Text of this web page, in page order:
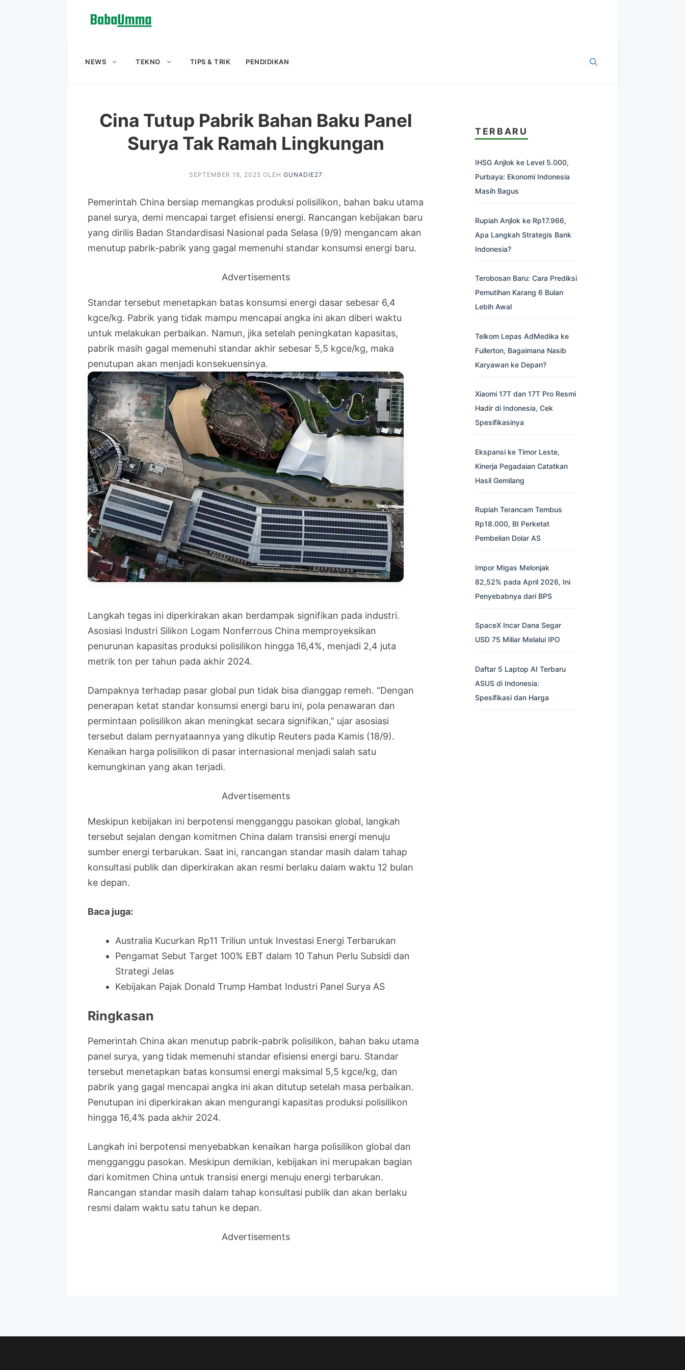
NEWS TEKNO TIPS & TRIK PENDIDIKAN
Cina Tutup Pabrik Bahan Baku Panel
Surya Tak Ramah Lingkungan
SEPTEMBER 18, 2025 OLEH GUNADIE27
Pemerintah China bersiap memangkas produksi polisilikon, bahan baku utama
panel surya, demi mencapai target efisiensi energi. Rancangan kebijakan baru
yang dirilis Badan Standardisasi Nasional pada Selasa (9/9) mengancam akan
menutup pabrik-pabrik yang gagal memenuhi standar konsumsi energi baru.
Advertisements
Standar tersebut menetapkan batas konsumsi energi dasar sebesar 6,4
kgce/kg. Pabrik yang tidak mampu mencapai angka ini akan diberi waktu
untuk melakukan perbaikan. Namun, jika setelah peningkatan kapasitas,
pabrik masih gagal memenuhi standar akhir sebesar 5,5 kgce/kg, maka
penutupan akan menjadi konsekuensinya.
Langkah tegas ini diperkirakan akan berdampak signifikan pada industri.
Asosiasi Industri Silikon Logam Nonferrous China memproyeksikan
penurunan kapasitas produksi polisilikon hingga 16,4%, menjadi 2,4 juta
metrik ton per tahun pada akhir 2024.
Dampaknya terhadap pasar global pun tidak bisa dianggap remeh. “Dengan
penerapan ketat standar konsumsi energi baru ini, pola penawaran dan
permintaan polisilikon akan meningkat secara signifikan,” ujar asosiasi
tersebut dalam pernyataannya yang dikutip Reuters pada Kamis (18/9).
Kenaikan harga polisilikon di pasar internasional menjadi salah satu
kemungkinan yang akan terjadi.
Advertisements
Meskipun kebijakan ini berpotensi mengganggu pasokan global, langkah
tersebut sejalan dengan komitmen China dalam transisi energi menuju
sumber energi terbarukan. Saat ini, rancangan standar masih dalam tahap
konsultasi publik dan diperkirakan akan resmi berlaku dalam waktu 12 bulan
ke depan.
Baca juga:
Australia Kucurkan Rp11 Triliun untuk Investasi Energi Terbarukan
Pengamat Sebut Target 100% EBT dalam 10 Tahun Perlu Subsidi dan
Strategi Jelas
Kebijakan Pajak Donald Trump Hambat Industri Panel Surya AS
Ringkasan
Pemerintah China akan menutup pabrik-pabrik polisilikon, bahan baku utama
panel surya, yang tidak memenuhi standar efisiensi energi baru. Standar
tersebut menetapkan batas konsumsi energi maksimal 5,5 kgce/kg, dan
pabrik yang gagal mencapai angka ini akan ditutup setelah masa perbaikan.
Penutupan ini diperkirakan akan mengurangi kapasitas produksi polisilikon
hingga 16,4% pada akhir 2024.
Langkah ini berpotensi menyebabkan kenaikan harga polisilikon global dan
mengganggu pasokan. Meskipun demikian, kebijakan ini merupakan bagian
dari komitmen China untuk transisi energi menuju energi terbarukan.
Rancangan standar masih dalam tahap konsultasi publik dan akan berlaku
resmi dalam waktu satu tahun ke depan.
Advertisements
TERBARU
IHSG Anjlok ke Level 5.000,
Purbaya: Ekonomi Indonesia
Masih Bagus
Rupiah Anjlok ke Rp17.966,
Apa Langkah Strategis Bank
Indonesia?
Terobosan Baru: Cara Prediksi
Pemutihan Karang 6 Bulan
Lebih Awal
Telkom Lepas AdMedika ke
Fullerton, Bagaimana Nasib
Karyawan ke Depan?
Xiaomi 17T dan 17T Pro Resmi
Hadir di Indonesia, Cek
Spesifikasinya
Ekspansi ke Timor Leste,
Kinerja Pegadaian Catatkan
Hasil Gemilang
Rupiah Terancam Tembus
Rp18.000, BI Perketat
Pembelian Dolar AS
Impor Migas Melonjak
82,52% pada April 2026, Ini
Penyebabnya dari BPS
SpaceX Incar Dana Segar
USD 75 Miliar Melalui IPO
Daftar 5 Laptop AI Terbaru
ASUS di Indonesia:
Spesifikasi dan Harga